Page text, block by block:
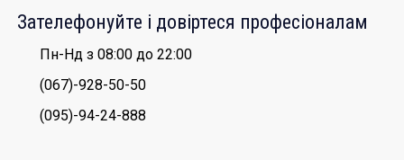
Зателефонуйте і довіртеся професіоналам
Пн-Нд з 08:00 до 22:00
(067)-928-50-50
(095)-94-24-888